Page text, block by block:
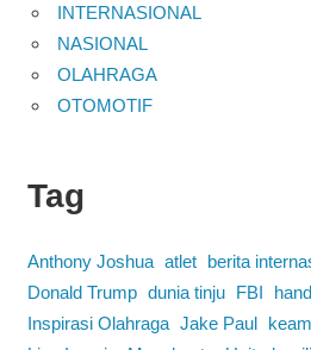
INTERNASIONAL
NASIONAL
OLAHRAGA
OTOMOTIF
Tag
Anthony Joshua atlet berita
Donald Trump dunia tinju FBI
Inspirasi Olahraga Jake Paul